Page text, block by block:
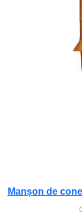
Manșon de